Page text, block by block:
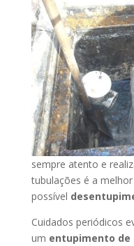
sempre atento e
tubulações é a
possível
Cuidados periódicos
um entupimento de